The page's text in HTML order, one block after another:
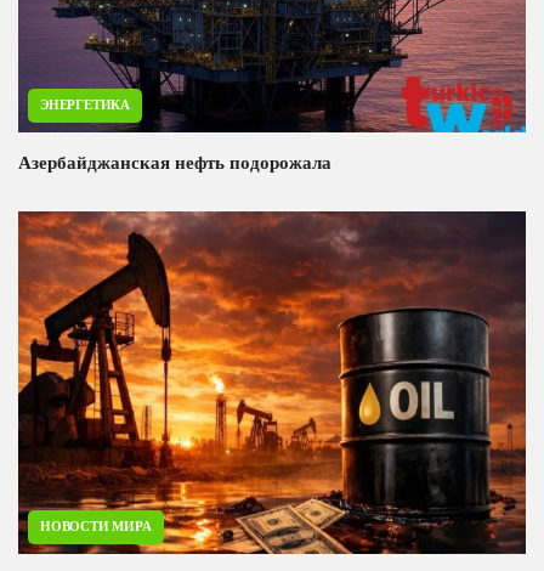
ЭНЕРГЕТИКА
Азербайджанская нефть подорожала
НОВОСТИ МИРА